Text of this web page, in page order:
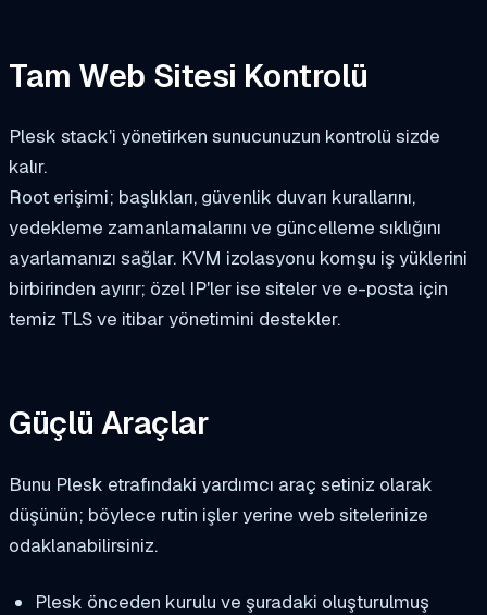
Tam Web Sitesi Kontrolü
Plesk stack'i yönetirken sunucunuzun kontrolü sizde
kalır.
Root erişimi; başlıkları, güvenlik duvarı kurallarını,
yedekleme zamanlamalarını ve güncelleme sıklığını
ayarlamanızı sağlar. KVM izolasyonu komşu iş yüklerini
birbirinden ayırır; özel IP'ler ise siteler ve e-posta için
temiz TLS ve itibar yönetimini destekler.
Güçlü Araçlar
Bunu Plesk etrafındaki yardımcı araç setiniz olarak
düşünün; böylece rutin işler yerine web sitelerinize
odaklanabilirsiniz.
Plesk önceden kurulu ve şuradaki oluşturulmuş